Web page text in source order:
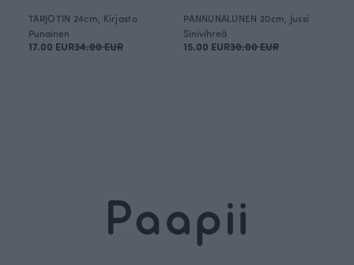
TARJOTIN 24cm, Kirjasto
Punainen
17.00 EUR34.00 EUR
PANNUNALUNEN 20cm, Jussi
Sinivihreä
15.00 EUR30.00 EUR